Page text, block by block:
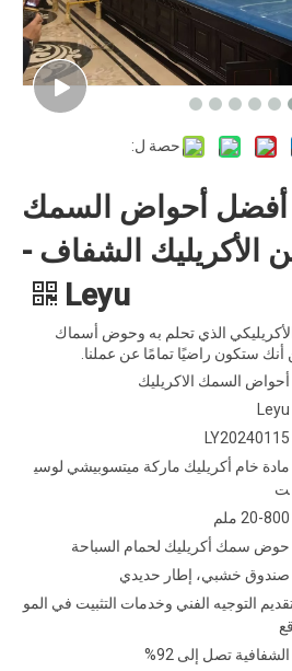
حصة ل:
أفضل أحواض السمك
الأكريليك الشفاف -
Leyu
الذي تحلم به وحوض أسماك
ستكون راضيًا تمامًا عن عملنا.
أحواض السمك الاكريليك
Leyu
LY20240115
مادة خام أكريليك ماركة ميتسوبيشي لوسي
ت
20-800 ملم
حوض سمك أكريليك لحمام السباحة
صندوق خشبي، إطار حديدي
التوجيه الفني وخدمات التثبيت في المو
قع
الشفافية تصل إلى 92%